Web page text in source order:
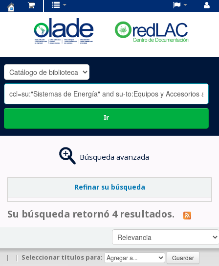
OLADE
-
Ir
Búsqueda avanzada
Refinar su búsqueda
Su búsqueda retornó 4 resultados.
| | Seleccionar títulos para: